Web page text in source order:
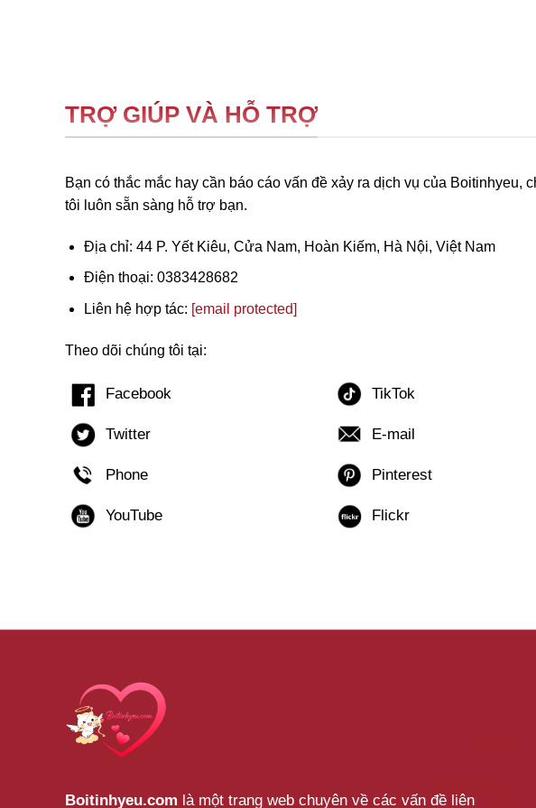
TRỢ GIÚP VÀ HỖ TRỢ
Bạn có thắc mắc hay cần báo cáo vấn đề xảy ra dịch vụ của Boitinhyeu,
tôi luôn sẵn sàng hỗ trợ bạn.
Địa chỉ: 44 P. Yết Kiêu, Cửa Nam, Hoàn Kiếm, Hà Nội, Việt Nam
Điện thoại: 0383428682
Liên hệ hợp tác: [email protected]
Theo dõi chúng tôi tại:
Boitinhyeu.com là một trang web chuyên về các vấn đề liên